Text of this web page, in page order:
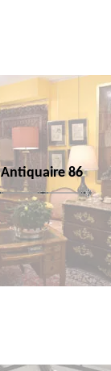
Antiquaire 86